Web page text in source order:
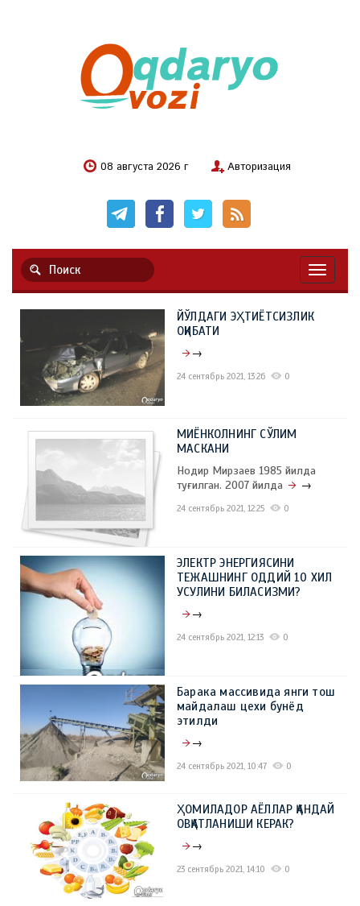
08 августа 2026 г Авторизация
ЙЎЛДАГИ ЭҲТИЁТСИЗЛИК
ОҚИБАТИ
→
24 сентябрь 2021, 13:26 0
МИЁНКОЛНИНГ СЎЛИМ
МАСКАНИ
Нодир Мирзаев 1985 йилда
туғилган. 2007 йилда
→
24 сентябрь 2021, 12:25 0
ЭЛЕКТР ЭНЕРГИЯСИНИ
ТЕЖАШНИНГ ОДДИЙ 10 ХИЛ
УСУЛИНИ БИЛАСИЗМИ?
→
24 сентябрь 2021, 12:13 0
Барака массивида янги тош
майдалаш цехи бунёд
этилди
→
24 сентябрь 2021, 10:47 0
ҲОМИЛАДОР АЁЛЛАР ҚАНДАЙ
ОВҚАТЛАНИШИ КЕРАК?
→
23 сентябрь 2021, 14:10 0